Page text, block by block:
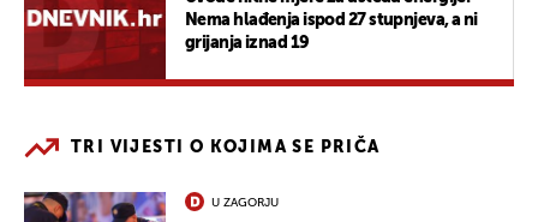
Nema hlađenja ispod 27 stupnjeva, a ni
grijanja iznad 19
TRI VIJESTI O KOJIMA SE PRIČA
U ZAGORJU